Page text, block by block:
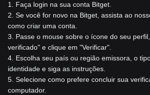
1
Faça login na sua conta Bitget.
2 Se você for novo na Bitget, assista ao
como criar uma conta.
3
Passe o mouse sobre o ícone do seu
verificado" e clique em "Verificar".
4 Escolha seu país ou região emissora, o
identidade e siga as instruções.
5 Selecione como prefere concluir sua
computador.